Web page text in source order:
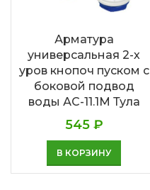
Арматура
универсальная 2-х
уров кнопоч пуском с
боковой подвод
воды АС-11.1М Тула
545 ₽
В КОРЗИНУ